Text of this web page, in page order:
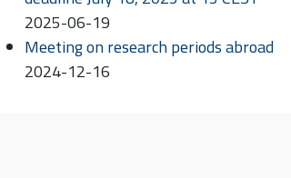
2025-06-19
Meeting on research periods abroad
2024-12-16